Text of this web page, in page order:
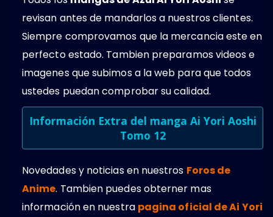
revisan antes de mandarlos a nuestros clientes.
Siempre comprovamos que la mercancia este en
perfecto estado. Tambien preparamos videos e
imagenes que subimos a la web para que todos
ustedes puedan comprobar su calidad.
Información Extra del manga Ai Yori Aoshi
Tomo 12
Novedades y noticias en nuestros Foros de
Anime. Tambien puedes obterner mas
información en nuestra pagina oficial de Ai Yori